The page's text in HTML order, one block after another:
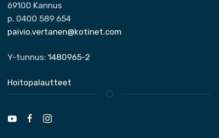
69100 Kannus
p. 0400 589 654
paivio.vertanen@kotinet.com
Y-tunnus: 1480965-2
Hoitopalautteet